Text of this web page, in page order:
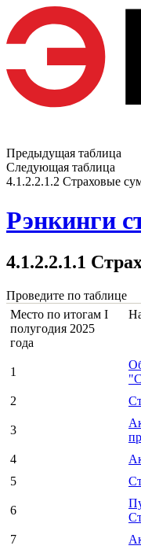
Предыдущая таблица
Следующая таблица
4.1.2.2.1.2 Страховые
Рэнкинги
4.1.2.2.1.1
Проведите по таблице
Место по итогам I
полугодия 2025
года
1
2
3
4
5
6
7